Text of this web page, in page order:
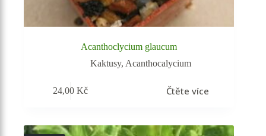
Acanthoclycium glaucum
Kaktusy, Acanthocalycium
24,00Kč Čtěte více